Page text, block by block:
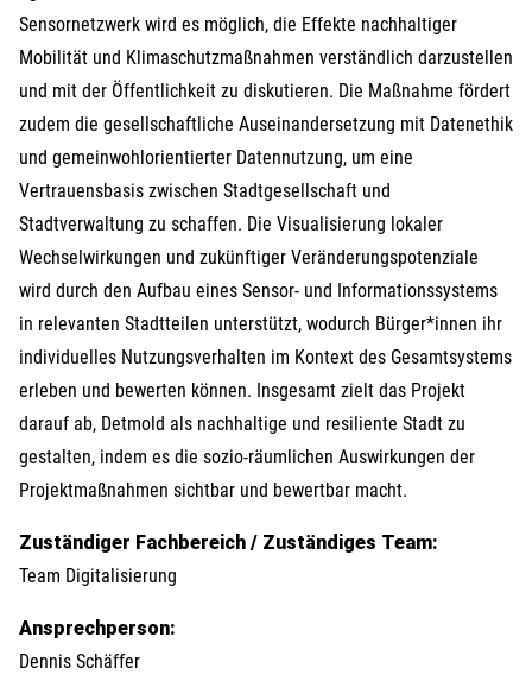
Sensornetzwerk wird es möglich, die Effekte nachhaltiger
Mobilität und Klimaschutzmaßnahmen verständlich darzustellen
und mit der Öffentlichkeit zu diskutieren. Die Maßnahme fördert
zudem die gesellschaftliche Auseinandersetzung mit Datenethik
und gemeinwohlorientierter Datennutzung, um eine
Vertrauensbasis zwischen Stadtgesellschaft und
Stadtverwaltung zu schaffen. Die Visualisierung lokaler
Wechselwirkungen und zukünftiger Veränderungspotenziale
wird durch den Aufbau eines Sensor- und Informationssystems
in relevanten Stadtteilen unterstützt, wodurch Bürger*innen ihr
individuelles Nutzungsverhalten im Kontext des Gesamtsystems
erleben und bewerten können. Insgesamt zielt das Projekt
darauf ab, Detmold als nachhaltige und resiliente Stadt zu
gestalten, indem es die sozio-räumlichen Auswirkungen der
Projektmaßnahmen sichtbar und bewertbar macht.
Zuständiger Fachbereich / Zuständiges Team:
Team Digitalisierung
Ansprechperson:
Dennis Schäffer